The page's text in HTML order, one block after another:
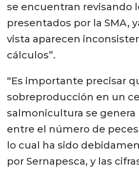
se encuentran revisando
presentados por la SMA,
vista aparecen
cálculos”.
“Es importante precisar
sobreproducción en un
salmonicultura se
entre el número de
lo cual ha sido
por Sernapesca, y las